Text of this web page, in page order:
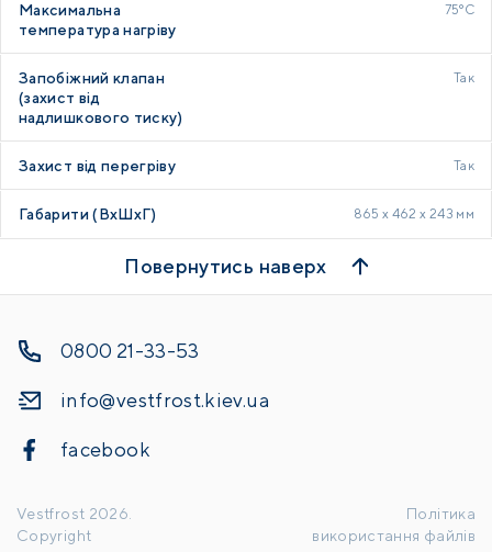
Максимальна
температура нагріву
75°C
Запобіжний клапан
(захист від
надлишкового тиску)
Так
Захист від перегріву Так
Габарити (ВхШхГ) 865 x 462 x 243 мм
Повернутись наверх
0800 21-33-53
info@vestfrost.kiev.ua
facebook
Vestfrost 2026
Copyright
Політика
використання файлів